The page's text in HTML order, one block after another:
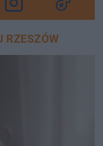
RZESZÓW